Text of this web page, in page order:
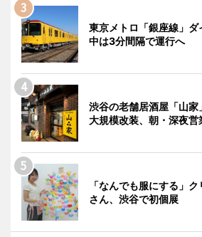
東京メトロ「銀座線」
中は3分間隔で運行へ
渋谷の老舗居酒屋「山
大規模改装、朝・深夜営
「なんでも服にする」
さん、渋谷で初個展